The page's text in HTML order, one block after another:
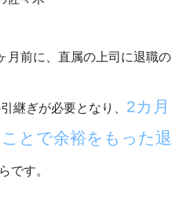
月前に、直属の上司に退職の
継ぎが必要となり、 2カ月
とで余裕をもった退
です。